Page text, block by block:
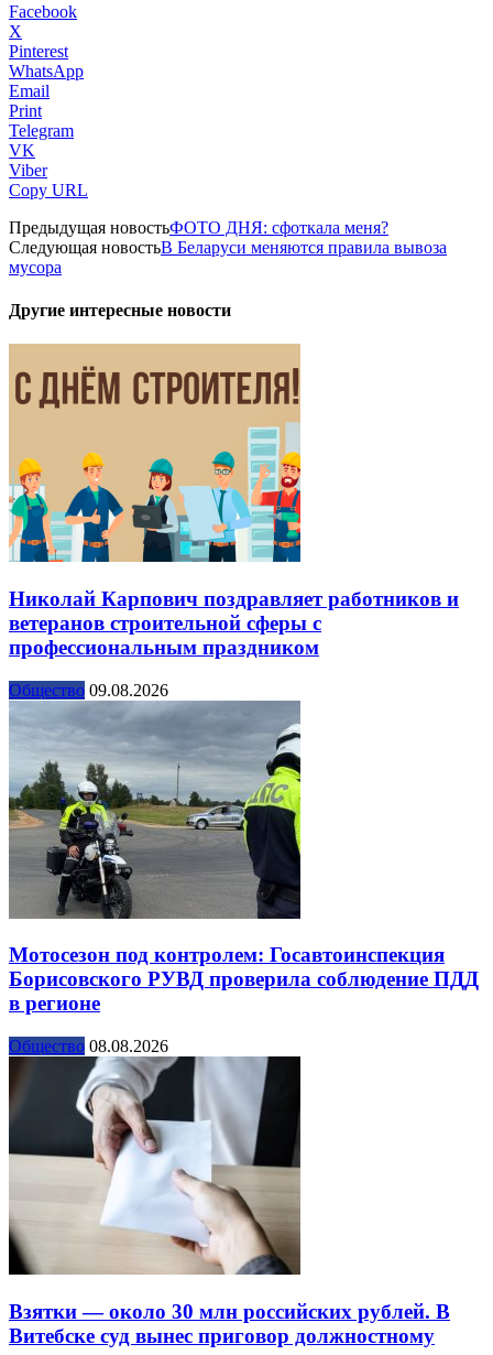
Facebook
X
Pinterest
WhatsApp
Email
Print
Telegram
VK
Viber
Copy URL
Предыдущая новостьФОТО ДНЯ: сфоткала меня?
Следующая новостьВ Беларуси меняются правила вывоза
мусора
Другие интересные новости
Николай Карпович поздравляет работников и
ветеранов строительной сферы с
профессиональным праздником
Общество 09.08.2026
Мотосезон под контролем: Госавтоинспекция
Борисовского РУВД проверила соблюдение ПДД
в регионе
Общество 08.08.2026
Взятки — около 30 млн российских рублей. В
Витебске суд вынес приговор должностному